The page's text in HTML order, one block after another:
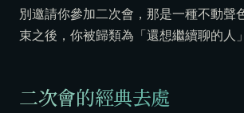
別邀請你參加二次會，那是一種不動聲
束之後，你被歸類為「還想繼續聊的人」
二次會的經典去處